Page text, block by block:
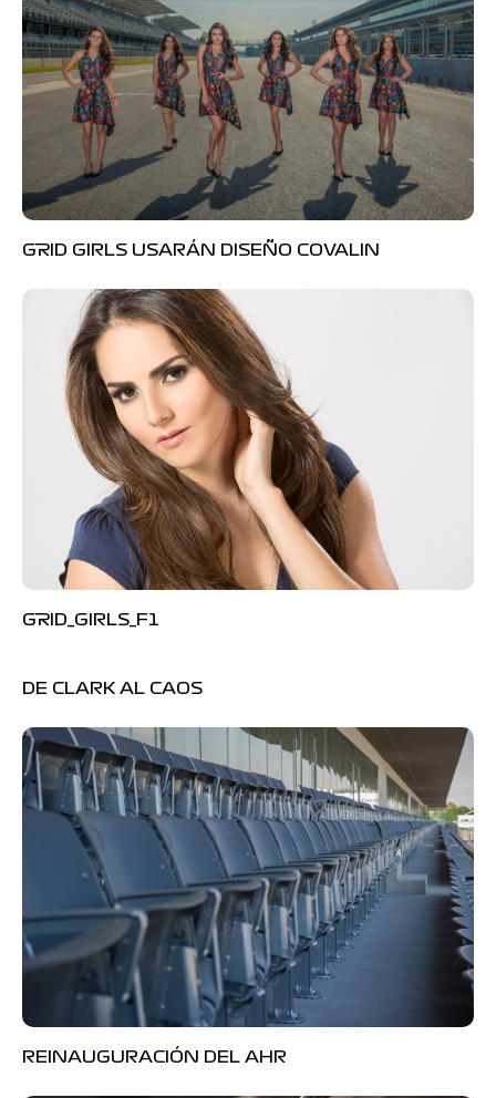
GRID GIRLS USARÁN DISEÑO COVALIN
GRID_GIRLS_F1
DE CLARK AL CAOS
REINAUGURACIÓN DEL AHR